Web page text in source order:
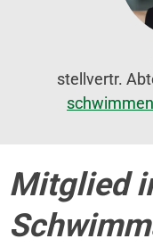
stellvertr.
Mitglied